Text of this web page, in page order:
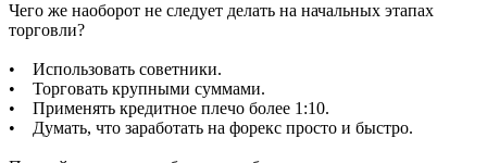
Чего же наоборот не следует делать на начальных этапах
торговли?
• Использовать советники.
• Торговать крупными суммами.
• Применять кредитное плечо более 1:10.
• Думать, что заработать на форекс просто и быстро.